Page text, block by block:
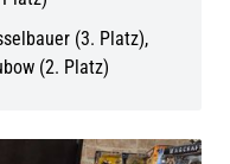
(3. Platz),
(2. Platz)